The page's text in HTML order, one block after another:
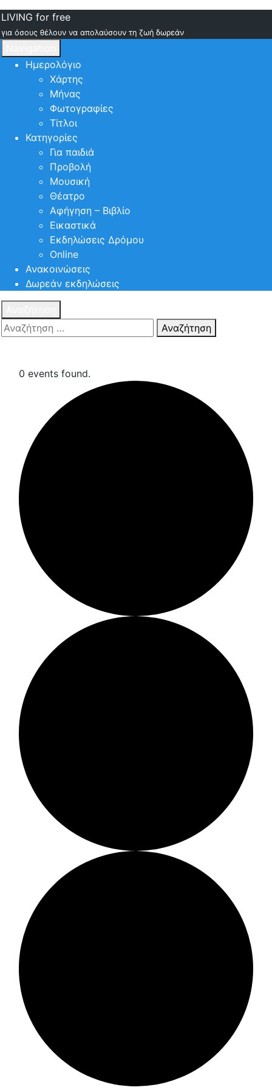
LIVING for free
για όσους θέλουν να απολαύσουν τη ζωή δωρεάν
Ημερολόγιο
Χάρτης
Μήνας
Φωτογραφίες
Τίτλοι
Κατηγορίες
Για παιδιά
Προβολή
Μουσική
Θέατρο
Αφήγηση – Βιβλίο
Εικαστικά
Εκδηλώσεις Δρόμου
Online
Ανακοινώσεις
Δωρεάν εκδηλώσεις
Αναζήτηση
0 events found.